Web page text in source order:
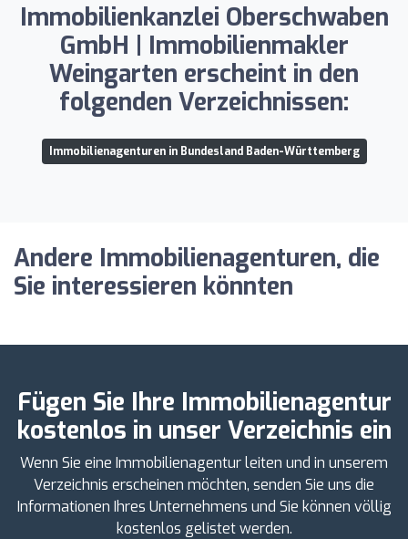
Immobilienkanzlei Oberschwaben
GmbH | Immobilienmakler
Weingarten erscheint in den
folgenden Verzeichnissen:
Immobilienagenturen in Bundesland Baden-Württemberg
Andere Immobilienagenturen, die
Sie interessieren könnten
Fügen Sie Ihre Immobilienagentur
kostenlos in unser Verzeichnis ein
Wenn Sie eine Immobilienagentur leiten und in unserem
Verzeichnis erscheinen möchten, senden Sie uns die
Informationen Ihres Unternehmens und Sie können völlig
kostenlos gelistet werden.